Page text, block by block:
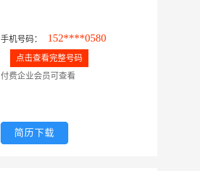
手机号码： 152****0580
点击查看完整号码
付费企业会员可查看
简历下载